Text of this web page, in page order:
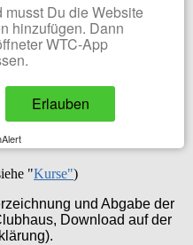
"Kurse")
des WTC Vital-Center
):
p. a. 5,00 Euro pro
p. a.5,00 Euro pro
"Kurse")
und Abgabe der
Download auf der
musst Du die Website
hinzufügen. Dann
WTC-App
Erlauben